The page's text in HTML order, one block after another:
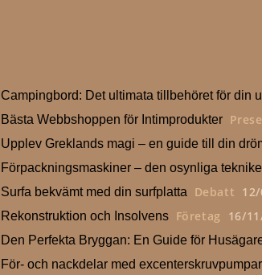
Campingbord: Det ultimata tillbehöret för din
Bästa Webbshoppen för Intimprodukter
Upplev Greklands magi – en guide till din
Förpackningsmaskiner – den osynliga
Surfa bekvämt med din surfplatta Debatt
Rekonstruktion och Insolvens Företag 16/
Den Perfekta Bryggan: En Guide för
För- och nackdelar med excenterskruvpumpar